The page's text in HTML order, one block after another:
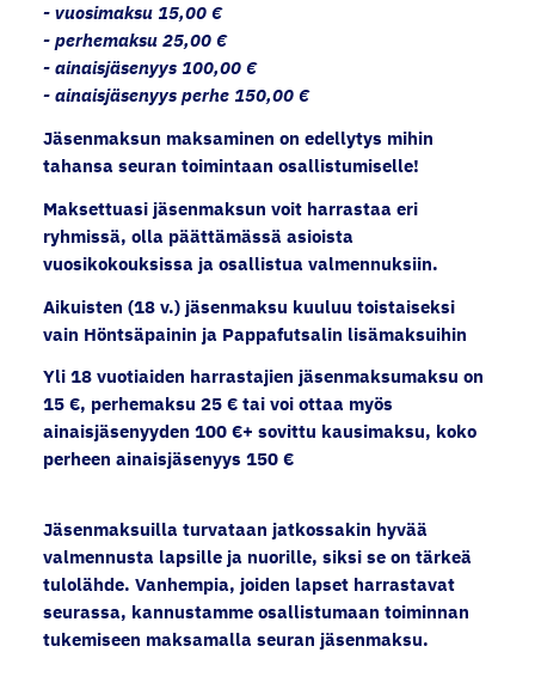
- vuosimaksu 15,00 €
- perhemaksu 25,00 €
- ainaisjäsenyys 100,00 €
- ainaisjäsenyys perhe 150,00 €
Jäsenmaksun maksaminen on edellytys mihin
tahansa seuran toimintaan osallistumiselle!
Maksettuasi jäsenmaksun voit harrastaa eri
ryhmissä, olla päättämässä asioista
vuosikokouksissa ja osallistua valmennuksiin.
Aikuisten (18 v.) jäsenmaksu kuuluu toistaiseksi
vain Höntsäpainin ja Pappafutsalin lisämaksuihin
Yli 18 vuotiaiden harrastajien jäsenmaksumaksu on
15 €, perhemaksu 25 € tai voi ottaa myös
ainaisjäsenyyden 100 €+ sovittu kausimaksu, koko
perheen ainaisjäsenyys 150 €
Jäsenmaksuilla turvataan jatkossakin hyvää
valmennusta lapsille ja nuorille, siksi se on tärkeä
tulolähde. Vanhempia, joiden lapset harrastavat
seurassa, kannustamme osallistumaan toiminnan
tukemiseen maksamalla seuran jäsenmaksu.